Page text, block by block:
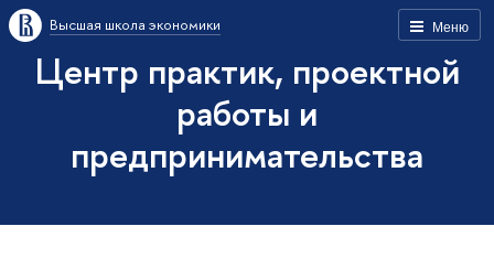
Меню
Высшая школа экономики
Центр практик, проектной
работы и
предпринимательства